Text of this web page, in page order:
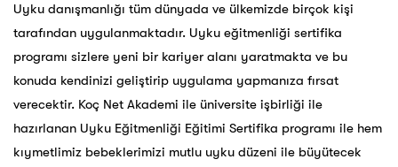
Uyku danışmanlığı tüm dünyada ve ülkemizde birçok kişi
tarafından uygulanmaktadır. Uyku eğitmenliği sertifika
programı sizlere yeni bir kariyer alanı yaratmakta ve bu
konuda kendinizi geliştirip uygulama yapmanıza fırsat
verecektir. Koç Net Akademi ile üniversite işbirliği ile
hazırlanan Uyku Eğitmenliği Eğitimi Sertifika programı ile hem
kıymetlimiz bebeklerimizi mutlu uyku düzeni ile büyütecek